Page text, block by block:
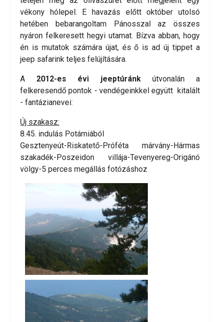
vékony hólepel. E havazás előtt október utolsó
hetében bebarangoltam Pánosszal az összes
nyáron felkeresett hegyi utamat. Bízva abban, hogy
én is mutatok számára újat, és ő is ad új tippet a
jeep safarink teljes felújítására.
A 2012-es évi jeeptúránkútvonalán a
felkeresendő pontok - vendégeinkkel együtt kitalált
- fantázianevei:
Új szakasz:
8.45. indulás Potámiából
Gesztenyeút-Riskatető-Próféta márvány-Hármas
szakadék-Poszeidon villája-Tevenyereg-Origánó
völgy-5 perces megállás fotózáshoz